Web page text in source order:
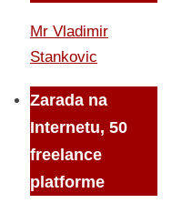
Mr Vladimir
Stankovic
Zarada na
Internetu, 50
freelance
platforme